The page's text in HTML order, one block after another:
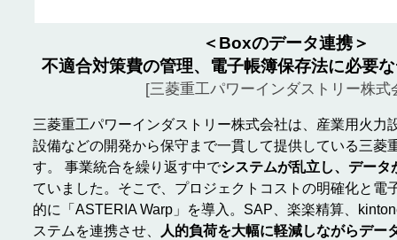
＜Boxのデータ連携＞
不適合対策費の管理、電子帳簿保存法に必要
[三菱重工パワーインダストリー株式
三菱重工パワーインダストリー株式会社は、産業用火力
設備などの開発から保守まで一貫して提供している三菱
す。 事業統合を繰り返す中でシステムが乱立し、データ
ていました。そこで、プロジェクトコストの明確化と電
的に「ASTERIA Warp」を導入。SAP、楽楽精算、
ステムを連携させ、
人的負荷を大幅に軽減しながらデー